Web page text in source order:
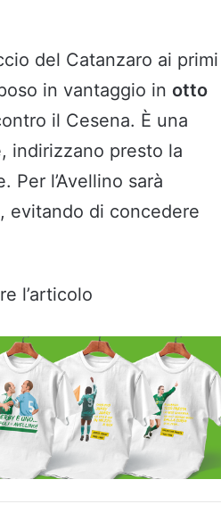
del Catanzaro ai primi
in vantaggio in otto
il Cesena. È una
indirizzano presto la
Per l’Avellino sarà
evitando di concedere
l’articolo